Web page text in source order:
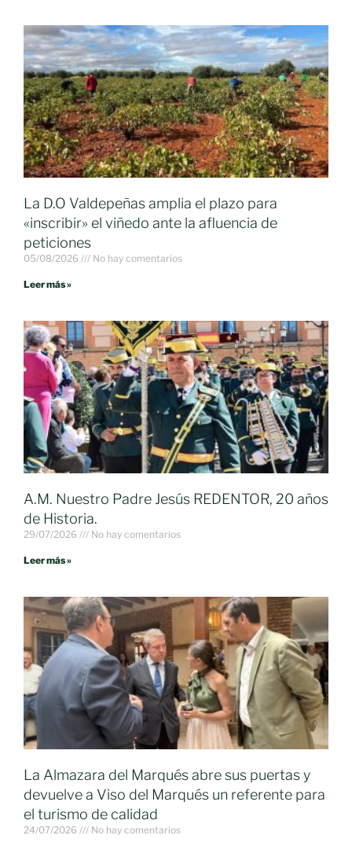
La D.O Valdepeñas amplia el plazo para
«inscribir» el viñedo ante la afluencia de
peticiones
05/08/2026 No hay comentarios
Leer más »
A.M. Nuestro Padre Jesús REDENTOR, 20 años
de Historia.
29/07/2026 No hay comentarios
Leer más »
La Almazara del Marqués abre sus puertas y
devuelve a Viso del Marqués un referente para
el turismo de calidad
24/07/2026 No hay comentarios